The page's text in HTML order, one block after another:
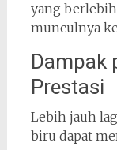
yang
munculnya
Dampak
Prestasi
Lebih jauh
biru dapat